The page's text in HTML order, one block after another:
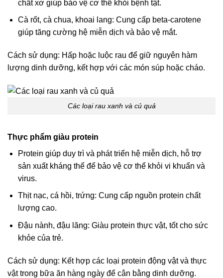
chất xơ giúp bảo vệ cơ thể khỏi bệnh tật.
Cà rốt, cà chua, khoai lang: Cung cấp beta-carotene
giúp tăng cường hệ miễn dịch và bảo vệ mắt.
Cách sử dụng: Hấp hoặc luộc rau để giữ nguyên hàm
lượng dinh dưỡng, kết hợp với các món súp hoặc cháo.
Các loại rau xanh và củ quả
Thực phẩm giàu protein
Protein giúp duy trì và phát triển hệ miễn dịch, hỗ trợ
sản xuất kháng thể để bảo vệ cơ thể khỏi vi khuẩn và
virus.
Thịt nạc, cá hồi, trứng: Cung cấp nguồn protein chất
lượng cao.
Đậu nành, đậu lăng: Giàu protein thực vật, tốt cho sức
khỏe của trẻ.
Cách sử dụng: Kết hợp các loại protein động vật và thực
vật trong bữa ăn hàng ngày để cân bằng dinh dưỡng.